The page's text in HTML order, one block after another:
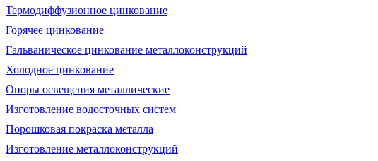
Термодиффузионное цинкование
Горячее цинкование
Гальваническое цинкование металлоконструкций
Холодное цинкование
Опоры освещения металлические
Изготовление водосточных систем
Порошковая покраска металла
Изготовление металлоконструкций